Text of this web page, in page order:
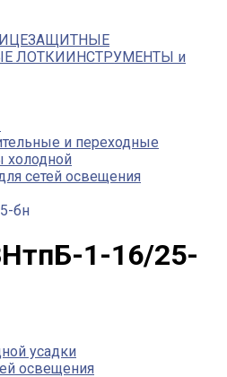
ЛОТКИИНСТРУМЕНТЫ и
и переходные
холодной
сетей освещения
бн
1-16/25-
усадки
освещения